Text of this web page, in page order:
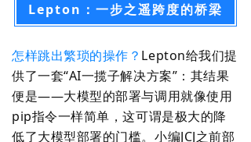
Lepton：一步之遥跨度的桥梁
怎样跳出繁琐的操作？ Lepton给我们提
供了一套“AI一揽子解决方案”：其结果
便是——大模型的部署与调用就像使用
pip指令一样简单，这可谓是极大的降
低了大模型部署的门槛。小编JCJ之前部